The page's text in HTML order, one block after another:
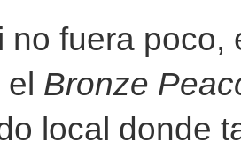
fuera poco,
Bronze
local donde